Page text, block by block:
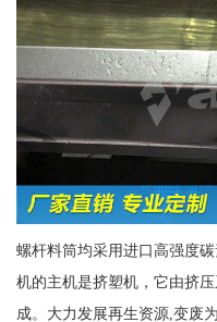
螺杆料筒均采用进口高强度
机的主机是挤塑机，它由挤
成。大力发展再生资源,变废